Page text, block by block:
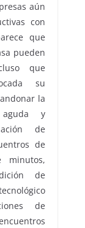
aún
con
que
pueden
que
su
la
y
de
de
minutos,
de
de